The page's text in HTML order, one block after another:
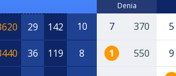
Denia
29 142 10 7 370 5
36 119 8 1 550 9